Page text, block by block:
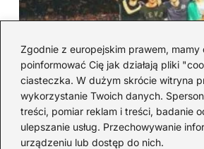
Zgodnie z europejskim prawem, mamy
poinformować Cię jak działają pliki
ciasteczka. W dużym skrócie witryna
wykorzystanie Twoich danych.
treści, pomiar reklam i treści, badanie
ulepszanie usług. Przechowywanie
urządzeniu lub dostęp do nich.
Ciekawostki o 5SOS, które
nawet największych fanów
2026-07-10